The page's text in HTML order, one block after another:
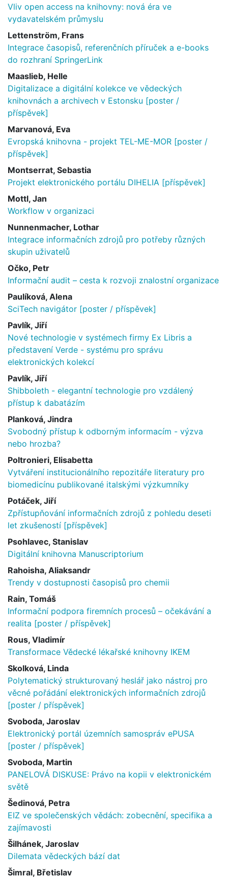
Vliv open access na knihovny: nová éra ve
vydavatelském průmyslu
Lettenström, Frans
Integrace časopisů, referenčních příruček a e-books
do rozhraní SpringerLink
Maaslieb, Helle
Digitalizace a digitální kolekce ve vědeckých
knihovnách a archivech v Estonsku [poster /
příspěvek]
Marvanová, Eva
Evropská knihovna - projekt TEL-ME-MOR [poster /
příspěvek]
Montserrat, Sebastia
Projekt elektronického portálu DIHELIA [příspěvek]
Mottl, Jan
Workflow v organizaci
Nunnenmacher, Lothar
Integrace informačních zdrojů pro potřeby různých
skupin uživatelů
Očko, Petr
Informační audit – cesta k rozvoji znalostní organizace
Paulíková, Alena
SciTech navigátor [poster / příspěvek]
Pavlík, Jiří
Nové technologie v systémech firmy Ex Libris a
představení Verde - systému pro správu
elektronických kolekcí
Pavlík, Jiří
Shibboleth - elegantní technologie pro vzdálený
přístup k dabatázím
Planková, Jindra
Svobodný přístup k odborným informacím - výzva
nebo hrozba?
Poltronieri, Elisabetta
Vytváření institucionálního repozitáře literatury pro
biomedicínu publikované italskými výzkumníky
Potáček, Jiří
Zpřístupňování informačních zdrojů z pohledu deseti
let zkušeností [příspěvek]
Psohlavec, Stanislav
Digitální knihovna Manuscriptorium
Rahoisha, Aliaksandr
Trendy v dostupnosti časopisů pro chemii
Rain, Tomáš
Informační podpora firemních procesů – očekávání a
realita [poster / příspěvek]
Rous, Vladimír
Transformace Vědecké lékařské knihovny IKEM
Skolková, Linda
Polytematický strukturovaný heslář jako nástroj pro
věcné pořádání elektronických informačních zdrojů
[poster / příspěvek]
Svoboda, Jaroslav
Elektronický portál územních samospráv ePUSA
[poster / příspěvek]
Svoboda, Martin
PANELOVÁ DISKUSE: Právo na kopii v elektronickém
světě
Šedinová, Petra
EIZ ve společenských vědách: zobecnění, specifika a
zajímavosti
Šilhánek, Jaroslav
Dilemata vědeckých bází dat
Šimral, Břetislav